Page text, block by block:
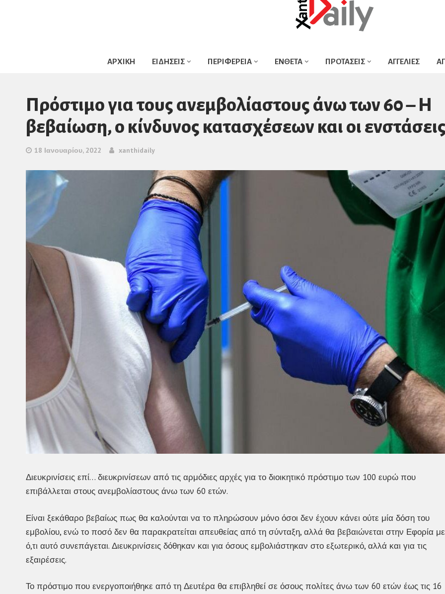
ΑΡΧΙΚΗ ΕΙΔΗΣΕΙΣ ΠΕΡΙΦΕΡΕΙΑ ΕΝΘΕΤΑ ΠΡΟΤΑΣΕΙΣ ΑΓΓΕΛΙΕΣ
Πρόστιμο για τους ανεμβολίαστους άνω των 60 – Η
βεβαίωση, ο κίνδυνος κατασχέσεων και οι
18 Ιανουαρίου, 2022 xanthidaily
Διευκρινίσεις επί… διευκρινίσεων από τις αρμόδιες αρχές για το διοικητικό πρόστιμο των 100 ευρώ που
επιβάλλεται στους ανεμβολίαστους άνω των 60 ετών.
Είναι ξεκάθαρο βεβαίως πως θα καλούνται να το πληρώσουν μόνο όσοι δεν έχουν κάνει ούτε μία δόση του
εμβολίου, ενώ το ποσό δεν θα παρακρατείται απευθείας από τη σύνταξη, αλλά θα βεβαιώνεται στην Εφορία με
ό,τι αυτό συνεπάγεται. Διευκρινίσεις δόθηκαν και για όσους εμβολιάστηκαν στο εξωτερικό, αλλά και για τις
εξαιρέσεις.
Το πρόστιμο που ενεργοποιήθηκε από τη Δευτέρα θα επιβληθεί σε όσους πολίτες άνω των 60 ετών έως τις 16